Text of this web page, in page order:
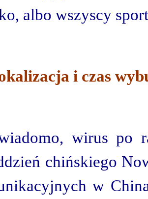
albo wszyscy
i czas
wirus po
chińskiego
w